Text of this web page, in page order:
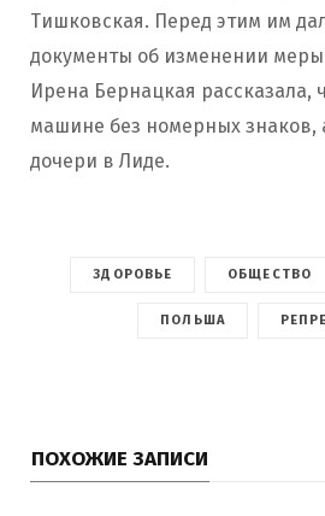
Тишковская. Перед этим им
документы об изменении
Ирена Бернацкая рассказала,
машине без номерных знаков,
дочери в Лиде.
ЗДОРОВЬЕ ОБЩЕСТВО
ПОЛЬША
ПОХОЖИЕ ЗАПИСИ